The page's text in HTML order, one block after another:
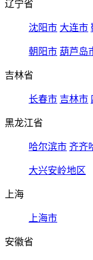
辽宁省
沈阳市 大连市
朝阳市 葫芦岛
吉林省
长春市 吉林市
黑龙江省
哈尔滨市 齐齐
大兴安岭地区
上海
上海市
安徽省